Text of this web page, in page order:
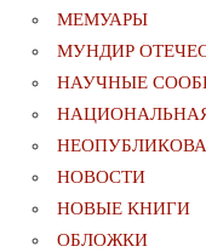
МЕМУАРЫ
МУНДИР
НАУЧНЫЕ
НОВОСТИ
НОВЫЕ КНИГИ
ОБЛОЖКИ